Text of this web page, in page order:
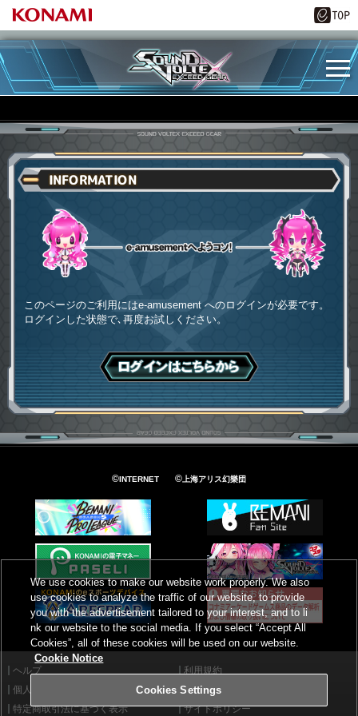
INFORMATION
このページのご利用にはe-amusement へのログインが必要です。
ログインした状態で､再度お試しください。
ログインはこちら
©INTERNET ©上海アリス幻樂団
ヘルプ
利用規約
個人情報等保護方針
外部送信について
特定商取引法に基づく表示
サイトポリシー
We use cookies to make our website work properly. We also
use cookies to analyze the traffic of our website, to provide
you with the advertisement tailored to your interest, and to li
nk our website to the social media. If you select “Accept All
Cookies”, all of these cookies will be used on our website.
Cookie Notice
Cookies Settings